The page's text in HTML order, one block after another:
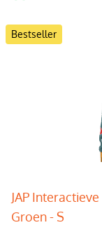
Bestseller
JAP
Groen - S